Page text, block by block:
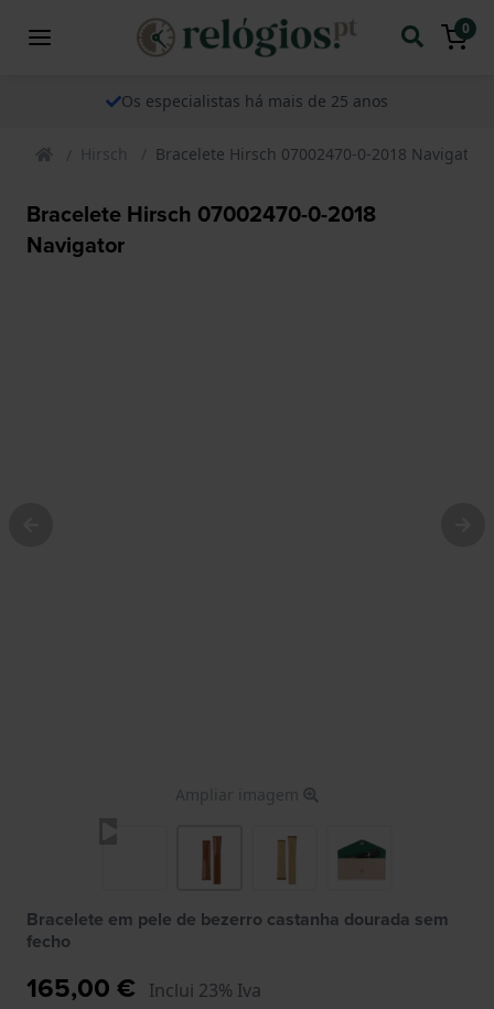
0
Os especialistas há mais de 25 anos
Hirsch Bracelete Hirsch 07002470-0-2018 Navigator
Bracelete Hirsch 07002470-0-2018
Navigator
Ampliar imagem
Bracelete em pele de bezerro castanha dourada sem
fecho
165,00 € Inclui 23% Iva